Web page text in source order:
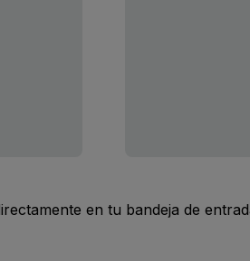
en tu bandeja de